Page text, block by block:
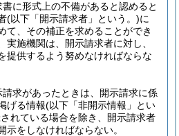
に形式上の不備があると認めると
(以下「開示請求者」という。)に
て、その補正を求めることができ
実施機関は、開示請求者に対し、
提供するよう努めなければならな
求があったときは、開示請求に係
げる情報(以下「非開示情報」とい
れている場合を除き、開示請求者
示をしなければならない。